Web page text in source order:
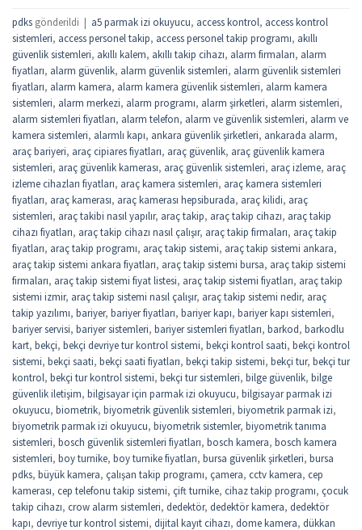
pdks gönderildi | a5 parmak izi okuyucu, access kontrol, access kontrol
sistemleri, access personel takip, access personel takip programı, akıllı
güvenlik sistemleri, akıllı kalem, akıllı takip cihazı, alarm firmaları, alarm
fiyatları, alarm güvenlik, alarm güvenlik sistemleri, alarm güvenlik sistemleri
fiyatları, alarm kamera, alarm kamera güvenlik sistemleri, alarm kamera
sistemleri, alarm merkezi, alarm programı, alarm şirketleri, alarm sistemleri,
alarm sistemleri fiyatları, alarm telefon, alarm ve güvenlik sistemleri, alarm ve
kamera sistemleri, alarmlı kapı, ankara güvenlik şirketleri, ankarada alarm,
araç bariyeri, araç cipiares fiyatları, araç güvenlik, araç güvenlik kamera
sistemleri, araç güvenlik kamerası, araç güvenlik sistemleri, araç izleme, araç
izleme cihazları fiyatları, araç kamera sistemleri, araç kamera sistemleri
fiyatları, araç kamerası, araç kamerası hepsiburada, araç kilidi, araç
sistemleri, araç takibi nasıl yapılır, araç takip, araç takip cihazı, araç takip
cihazı fiyatları, araç takip cihazı nasıl çalışır, araç takip firmaları, araç takip
fiyatları, araç takip programı, araç takip sistemi, araç takip sistemi ankara,
araç takip sistemi ankara fiyatları, araç takip sistemi bursa, araç takip sistemi
firmaları, araç takip sistemi fiyat listesi, araç takip sistemi fiyatları, araç takip
sistemi izmir, araç takip sistemi nasıl çalışır, araç takip sistemi nedir, araç
takip yazılımı, bariyer, bariyer fiyatları, bariyer kapı, bariyer kapı sistemleri,
bariyer servisi, bariyer sistemleri, bariyer sistemleri fiyatları, barkod, barkodlu
kart, bekçi, bekçi devriye tur kontrol sistemi, bekçi kontrol saati, bekçi kontrol
sistemi, bekçi saati, bekçi saati fiyatları, bekçi takip sistemi, bekçi tur, bekçi tur
kontrol, bekçi tur kontrol sistemi, bekçi tur sistemleri, bilge güvenlik, bilge
güvenlik iletişim, bilgisayar için parmak izi okuyucu, bilgisayar parmak izi
okuyucu, biometrik, biyometrik güvenlik sistemleri, biyometrik parmak izi,
biyometrik parmak izi okuyucu, biyometrik sistemler, biyometrik tanıma
sistemleri, bosch güvenlik sistemleri fiyatları, bosch kamera, bosch kamera
sistemleri, boy turnike, boy turnike fiyatları, bursa güvenlik şirketleri, bursa
pdks, büyük kamera, çalışan takip programı, çamera, cctv kamera, cep
kamerası, cep telefonu takip sistemi, çift turnike, cihaz takip programı, çocuk
takip cihazı, crow alarm sistemleri, dedektör, dedektör kamera, dedektör
kapı, devriye tur kontrol sistemi, dijital kayıt cihazı, dome kamera, dükkan